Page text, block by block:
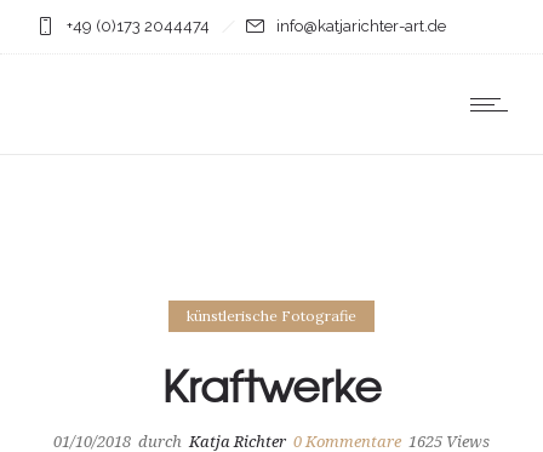
+49 (0)173 2044474 info@katjarichter-art.de
künstlerische Fotografie
Kraftwerke
01/10/2018 durch Katja Richter 0 Kommentare 1625 Views